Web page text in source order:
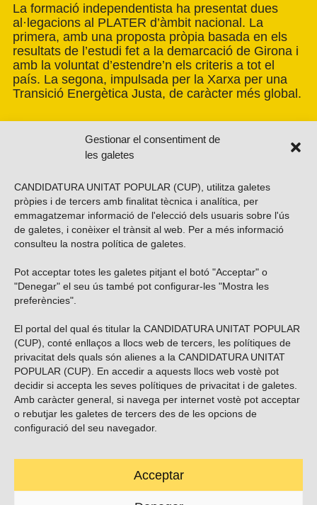
Gestionar el consentiment de
les galetes
CANDIDATURA UNITAT POPULAR (CUP), utilitza galetes
pròpies i de tercers amb finalitat tècnica i analítica, per
emmagatzemar informació de l'elecció dels usuaris sobre l'ús
de galetes, i conèixer el trànsit al web. Per a més informació
consulteu la nostra política de galetes
Pot acceptar totes les galetes pitjant el botó "Acceptar" o
"Denegar" el seu ús també pot configurar-les "Mostra les
preferències".
El portal del qual és titular la CANDIDATURA UNITAT POPULAR
(CUP), conté enllaços a llocs web de tercers, les polítiques de
privacitat dels quals són alienes a la CANDIDATURA UNITAT
POPULAR (CUP). En accedir a aquests llocs web vostè pot
decidir si accepta les seves polítiques de privacitat i de galetes.
Amb caràcter general, si navega per internet vostè pot acceptar
o rebutjar les galetes de tercers des de les opcions de
configuració del seu navegador.
Acceptar
La formació independentista ha presentat dues
al·legacions al PLATER d’àmbit nacional. La
primera, amb una proposta pròpia basada en els
resultats de l’estudi fet a la demarcació de Girona i
amb la voluntat d’estendre’n els criteris a tot el
país. La segona, impulsada per la Xarxa per una
Transició Energètica Justa, de caràcter més global.
Vols subscriure’t al nostre butlletí?
ENVIAR
Troba’ns a les xarxes socials
Carrer Casp 180 (baixos), Barcelona.